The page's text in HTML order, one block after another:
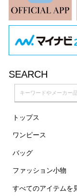
SEARCH
トップス
ワンピース
バッグ
ファッション小物
すべてのアイテムを